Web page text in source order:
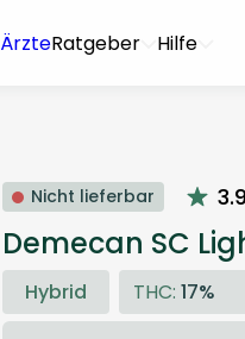
ÄrzteRatgeber Hilfe
Nicht lieferbar
Demecan SC
Hybrid THC: 17%